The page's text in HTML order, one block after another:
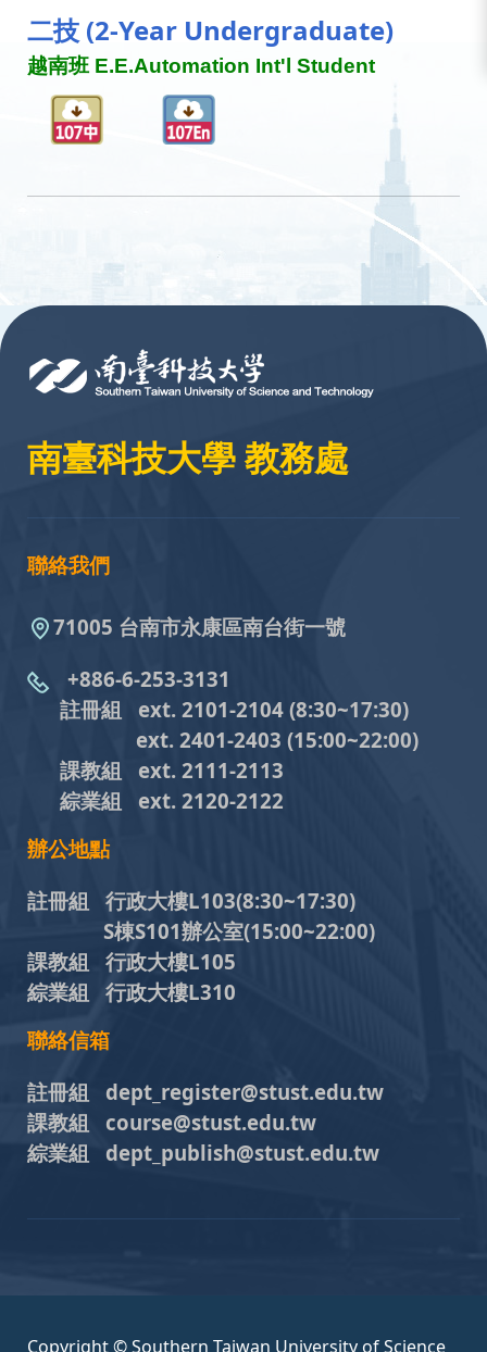
二技 (2-Year Undergraduate)
越南班 E.E.Automation Int'l Student
南臺科技大學 教務處
聯絡我們
71005 台南市永康區南台街一號
+886-6-253-3131
註冊組 ext. 2101-2104 (8:30~17:30)
ext. 2401-2403 (15:00~22:00)
課教組 ext. 2111-2113
綜業組
ext. 2120-2122
辦公地點
註冊組 行政大樓L103(8:30~17:30)
S棟S101辦公室(15:00~22:00)
課教組 行政大樓L105
綜業組 行政大樓L310
聯絡信箱
註冊組 dept_register@stust.edu.tw
課教組 course@stust.edu.tw
綜業組 dept_publish@stust.edu.tw
Copyright © Southern Taiwan University of Science